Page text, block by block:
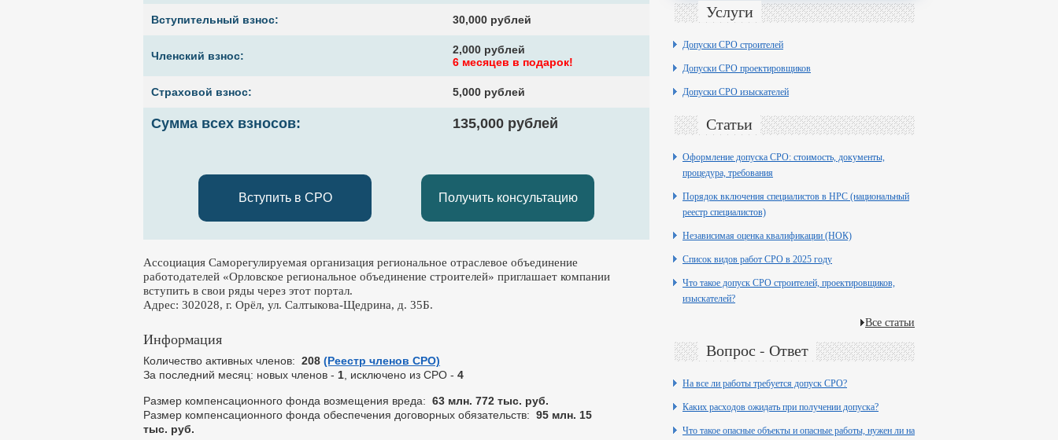
Вступительный взнос: 30,000 рублей
Членский взнос:
2,000 рублей
6 месяцев в подарок!
Страховой взнос: 5,000 рублей
Сумма всех взносов: 135,000 рублей
Вступить в СРО Получить консультацию
Ассоциация Саморегулируемая организация региональное отраслевое объединение
работодателей «Орловское региональное объединение строителей» приглашает компании
вступить в свои ряды через этот портал.
Адрес: 302028, г. Орёл, ул. Салтыкова-Щедрина, д. 35Б.
Информация
Количество активных членов: 208 (Реестр членов СРО)
За последний месяц: новых членов - 1 , исключено из СРО - 4
Размер компенсационного фонда возмещения вреда: 63 млн. 772 тыс. руб.
Размер компенсационного фонда обеспечения договорных обязательств: 95 млн. 15
тыс. руб.
Услуги
Допуски СРО строителей
Допуски СРО проектировщиков
Допуски СРО изыскателей
Статьи
Оформление допуска СРО: стоимость, документы,
процедура, требования
Порядок включения специалистов в НРС (национальный
реестр специалистов)
Независимая оценка квалификации (НОК)
Список видов работ СРО в 2025 году
Что такое допуск СРО строителей, проектировщиков,
изыскателей?
Все статьи
Вопрос - Ответ
На все ли работы требуется допуск СРО?
Каких расходов ожидать при получении допуска?
Что такое опасные объекты и опасные работы, нужен ли на